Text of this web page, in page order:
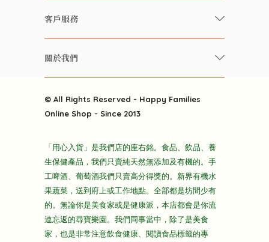
有機 / 無添加飲品
養生保健好東西
酒類
雜貨部
折上折大特價
主頁
快樂家庭 飲食雜誌
雲南搜食記
粒粒皆辛苦
快樂電視台
客戶服務
常見問題
關於我們
送貨
隱私政策
© All Rights Reserved - Happy Families
Online Shop - Since 2013
「用心入貨」是我們店的座右銘。食品、飲品、養
生保健產品，我們只賣純天然無添加及有機的。手
工啤酒、葡萄酒我們只賣高分得獎的。新界有機水
果蔬菜，送到府上或工作地點。全部都是坊間少有
的。無論你是美食家或是健康派，本店都會是你流
連忘返的尋寶樂園。我們同事當中，除了是美食
家，也是非常注意飲食健康、閱讀食品標籤的專